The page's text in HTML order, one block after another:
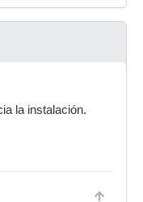
la instalación.